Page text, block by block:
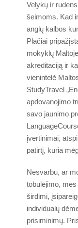
Apsistokite pas
Hilton 5*
Marriott 5*
Cavalieri 4*
Argento 4*
Valentina 3*
Plaza 3*
Kaip nuvykti į
Velykų ir
šeimoms. Kad
anglų kalbos
Plačiai
mokyklų
akreditaciją ir
vienintelė
StudyTravel
apdovanojimo
savo jaunimo
įvertinimai,
patirtį, kuria
Nesvarbu, ar
tobulėjimo,
širdimi,
individualų
prisiminimų.